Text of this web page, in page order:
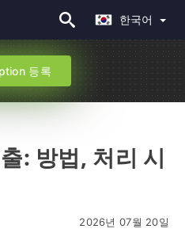
한국어
등록
: 방법, 처리 시
2026년 07월 20일